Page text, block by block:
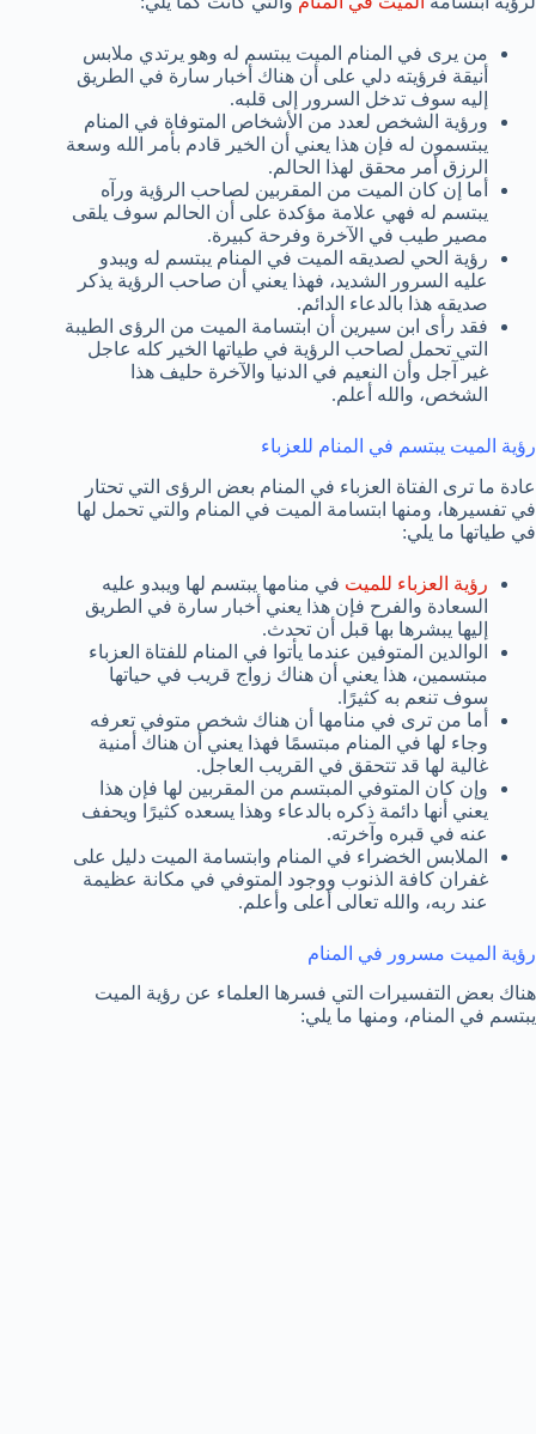
من يرى في المنام الميت يبتسم له وهو يرتدي ملابس
أنيقة فرؤيته دلي على أن هناك أخبار سارة في الطريق
إليه سوف تدخل السرور إلى قلبه.
ورؤية الشخص لعدد من الأشخاص المتوفاة في المنام
يبتسمون له فإن هذا يعني أن الخير قادم بأمر الله وسعة
الرزق أمر محقق لهذا الحالم.
أما إن كان الميت من المقربين لصاحب الرؤية ورآه
يبتسم له فهي علامة مؤكدة على أن الحالم سوف يلقى
مصير طيب في الآخرة وفرحة كبيرة.
رؤية الحي لصديقه الميت في المنام يبتسم له ويبدو
عليه السرور الشديد، فهذا يعني أن صاحب الرؤية يذكر
صديقه هذا بالدعاء الدائم.
فقد رأى ابن سيرين أن ابتسامة الميت من الرؤى الطيبة
التي تحمل لصاحب الرؤية في طياتها الخير كله عاجل
غير آجل وأن النعيم في الدنيا والآخرة حليف هذا
الشخص، والله أعلم.
رؤية الميت يبتسم في المنام للعزباء
عادة ما ترى الفتاة العزباء في المنام بعض الرؤى التي تحتار
في تفسيرها، ومنها ابتسامة الميت في المنام والتي تحمل لها
في طياتها ما يلي:
رؤية العزباء للميت في منامها يبتسم لها ويبدو عليه
السعادة والفرح فإن هذا يعني أخبار سارة في الطريق
إليها يبشرها بها قبل أن تحدث.
الوالدين المتوفين عندما يأتوا في المنام للفتاة العزباء
مبتسمين، هذا يعني أن هناك زواج قريب في حياتها
سوف تنعم به كثيرًا.
أما من ترى في منامها أن هناك شخص متوفي تعرفه
وجاء لها في المنام مبتسمًا فهذا يعني أن هناك أمنية
غالية لها قد تتحقق في القريب العاجل.
وإن كان المتوفي المبتسم من المقربين لها فإن هذا
يعني أنها دائمة ذكره بالدعاء وهذا يسعده كثيرًا ويحفف
عنه في قبره وآخرته.
الملابس الخضراء في المنام وابتسامة الميت دليل على
غفران كافة الذنوب ووجود المتوفي في مكانة عظيمة
عند ربه، والله تعالى أعلى وأعلم.
رؤية الميت مسرور في المنام
هناك بعض التفسيرات التي فسرها العلماء عن رؤية الميت
يبتسم في المنام، ومنها ما يلي: